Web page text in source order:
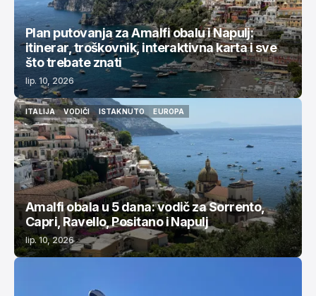
Plan putovanja za Amalfi obalu i Napulj:
itinerar, troškovnik, interaktivna karta i sve
što trebate znati
lip. 10, 2026
ITALIJA
ITALIJA
VODIČI
VODIČI
ISTAKNUTO
ISTAKNUTO
EUROPA
EUROPA
Amalfi obala u 5 dana: vodič za Sorrento,
Capri, Ravello, Positano i Napulj
lip. 10, 2026